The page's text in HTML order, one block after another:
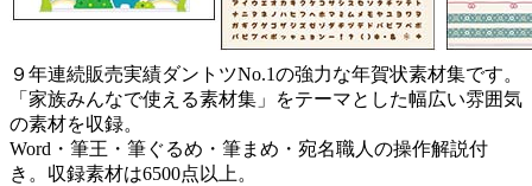
９年連続販売実績ダントツNo.1の強力な年賀状素材集です。
「家族みんなで使える素材集」をテーマとした幅広い雰囲気
の素材を収録。
Word・筆王・筆ぐるめ・筆まめ・宛名職人の操作解説付
き。収録素材は6500点以上。